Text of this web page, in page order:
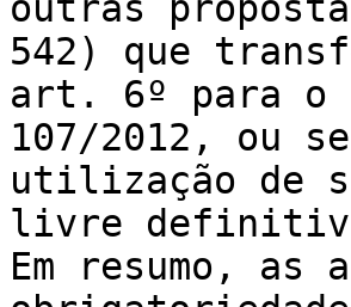
outras
542) que
art. 6º para o
107/2012, ou
utilização de
livre definitiva
Em resumo, as